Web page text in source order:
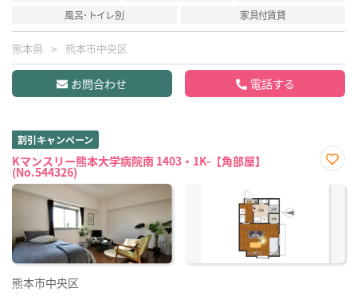
風呂･トイレ別
家具付賃貸
熊本県 熊本市中央区
お問合わせ 電話する
割引キャンペーン
Kマンスリー熊本大学病院南 1403・1K-【角部屋】
(No.544326)
に入
熊本市中央区